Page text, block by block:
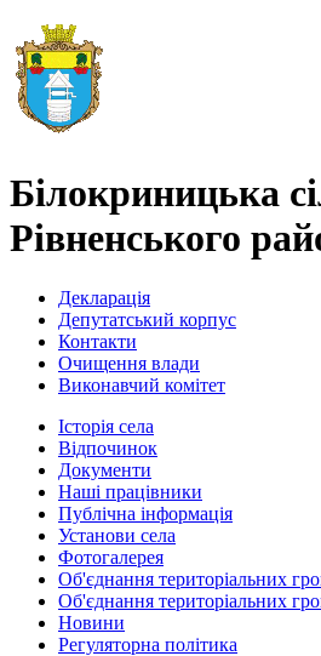
Білокриницька
Рівненського
Декларація
Депутатський корпус
Контакти
Очищення влади
Виконавчий комітет
Історія села
Відпочинок
Документи
Наші працівники
Публічна інформація
Установи села
Фотогалерея
Об'єднання територіальних
Об'єднання територіальних
Новини
Регуляторна політика